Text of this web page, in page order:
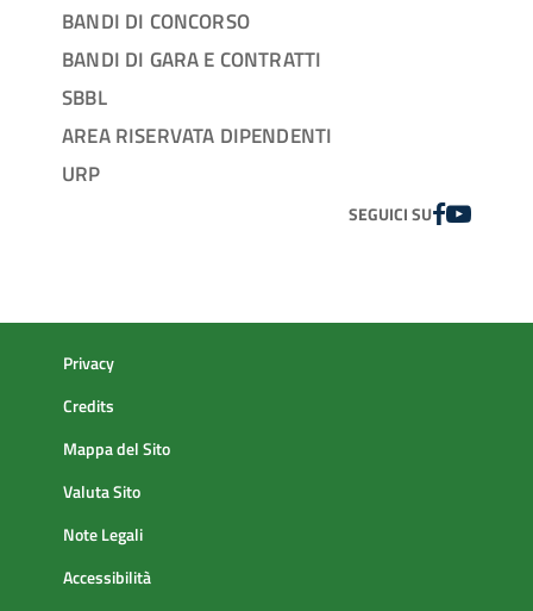
BANDI DI CONCORSO
BANDI DI GARA E CONTRATTI
SBBL
AREA RISERVATA DIPENDENTI
URP
SEGUICI SUFACEBOOK
YOUTUBE
Privacy
Credits
Mappa del Sito
Valuta Sito
Note Legali
Accessibilità